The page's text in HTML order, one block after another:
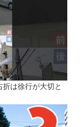
折は徐行が大切と